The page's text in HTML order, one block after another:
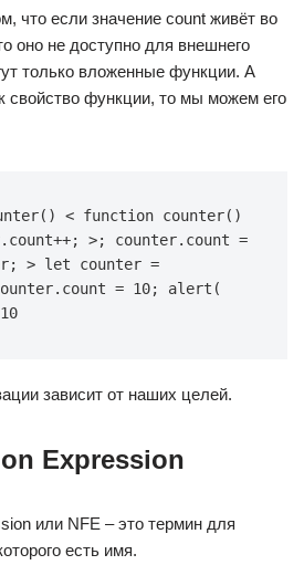
что если значение count живёт во
оно не доступно для внешнего
только вложенные функции. А
свойство функции, то мы можем его
< function counter()
>; counter.count =
> let counter =
= 10; alert(
зависит от наших целей.
Expression
или NFE – это термин для
есть имя.